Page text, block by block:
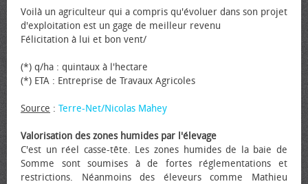
Voilà un agriculteur qui a compris qu'évoluer dans son projet
d'exploitation est un gage de meilleur revenu
Félicitation à lui et bon vent/
(*) q/ha : quintaux à l'hectare
(*) ETA : Entreprise de Travaux Agricoles
Source : Terre-Net/Nicolas Mahey
Valorisation des zones humides par l'élevage
C'est un réel casse-tête. Les zones humides de la baie de
Somme sont soumises à de fortes réglementations et
restrictions. Néanmoins des éleveurs comme Mathieu